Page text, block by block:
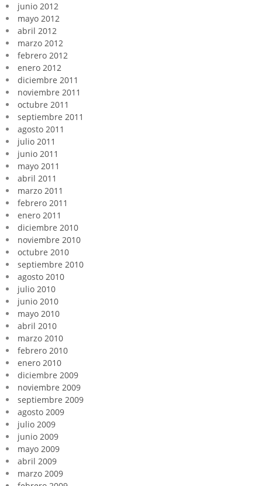
junio 2012
mayo 2012
abril 2012
marzo 2012
febrero 2012
enero 2012
diciembre 2011
noviembre 2011
octubre 2011
septiembre 2011
agosto 2011
julio 2011
junio 2011
mayo 2011
abril 2011
marzo 2011
febrero 2011
enero 2011
diciembre 2010
noviembre 2010
octubre 2010
septiembre 2010
agosto 2010
julio 2010
junio 2010
mayo 2010
abril 2010
marzo 2010
febrero 2010
enero 2010
diciembre 2009
noviembre 2009
septiembre 2009
agosto 2009
julio 2009
junio 2009
mayo 2009
abril 2009
marzo 2009